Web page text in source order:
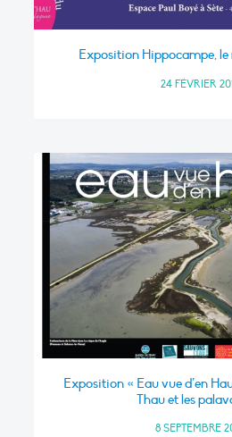
Exposition Hippocampe, le
24 FÉVRIER
Exposition « Eau vue d’en
Thau et les
8 SEPTEMBRE